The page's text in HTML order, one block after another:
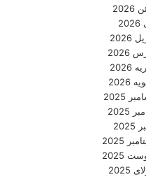
2026
2026
2026
2026
2025
2025
2025
2025
2025